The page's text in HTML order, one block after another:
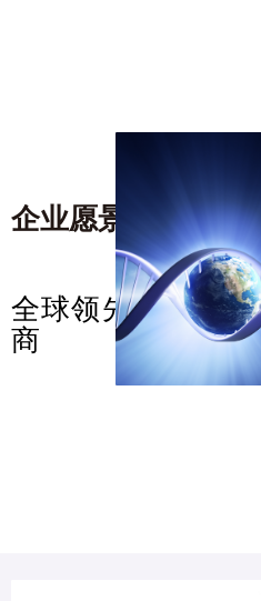
企业愿景 /corporate
全球领先的基因
商